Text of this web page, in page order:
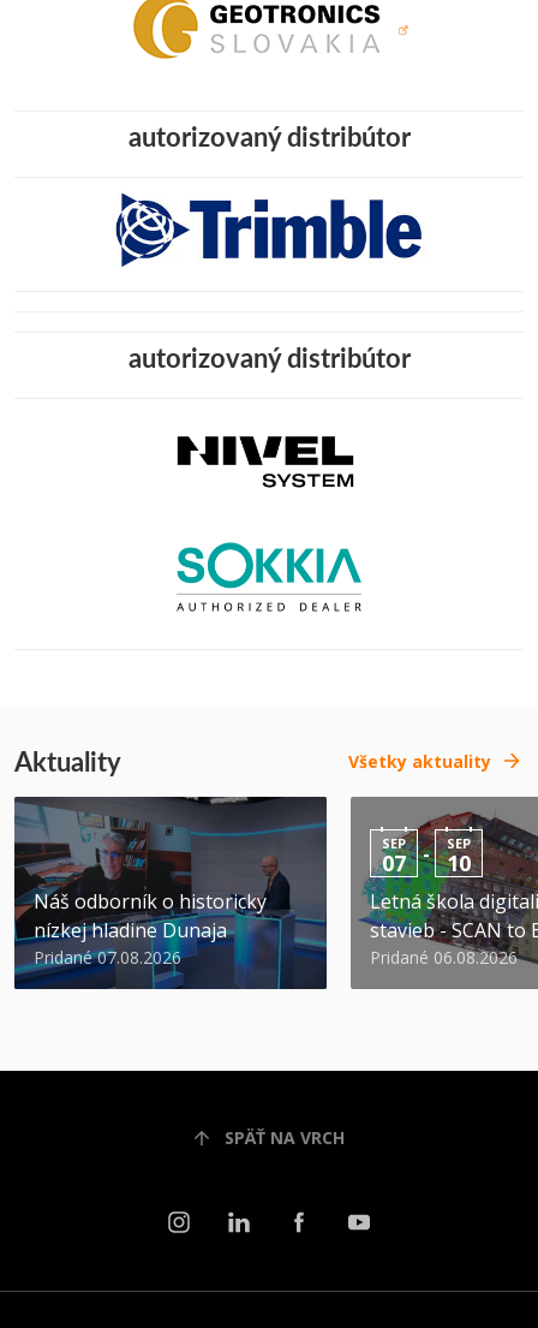
autorizovaný distribútor
autorizovaný distribútor
Aktuality Všetky aktuality
Náš odborník o historicky
nízkej hladine Dunaja
Pridané 07.08.2026
SEP
07 - SEP
10
Letná škola
stavieb - SCAN to
Pridané 06.08.2026
SPÄŤ NA VRCH